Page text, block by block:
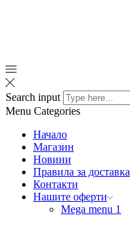
Search input
Menu Categories
Начало
Магазин
Новини
Правила за доставка
Контакти
Нашите оферти
Mega menu 1